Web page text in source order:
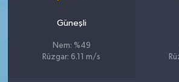
Güneşli
Nem: %49
Rüzgar: 6.11 m/s